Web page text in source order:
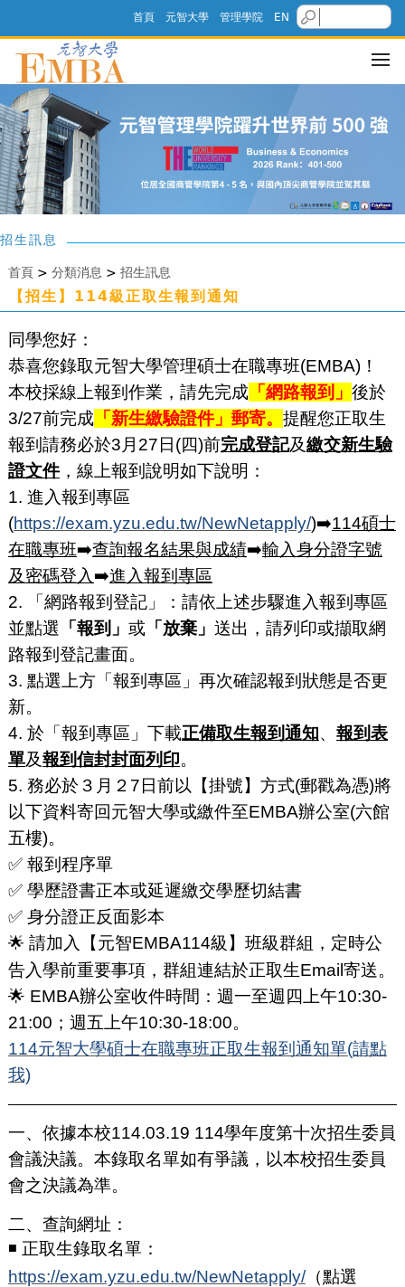
首頁 元智大學 管理學院 EN
招生訊息
首頁> 分類消息 > 招生訊息
【招生】114級正取生報到通知
同學您好：
恭喜您錄取元智大學管理碩士在職專班(EMBA)！
本校採線上報到作業，請先完成「網路報到」 後於
3/27前完成「新生繳驗證件」郵寄。 提醒您正取生
報到請務必於3月27日(四)前完成登記及繳交新生驗
證文件，線上報到說明如下說明：
1. 進入報到專區
(https://exam.yzu.edu.tw/NewNetapply/)➡️114碩士
在職專班➡️查詢報名結果與成績➡️輸入身分證字號
及密碼登入 ➡️進入報到專區
2. 「網路報到登記」：請依上述步驟進入報到專區
並點選 「報到」 或「放棄」 送出，請列印或擷取網
路報到登記畫面。
3. 點選上方「報到專區」再次確認報到狀態是否更
新。
4. 於「報到專區」下載正備取生報到通知、 報到表
單及報到信封封面列印。
5. 務必於３月２7日前以【掛號】方式(郵戳為憑)將
以下資料寄回元智大學或繳件至EMBA辦公室(六館
五樓)。
✅ 報到程序單
✅ 學歷證書正本或延遲繳交學歷切結書
✅ 身分證正反面影本
🌟 請加入【元智EMBA114級】班級群組，定時公
告入學前重要事項，群組連結於正取生Email寄送。
🌟 EMBA辦公室收件時間：週一至週四上午10:30-
21:00；週五上午10:30-18:00。
114元智大學碩士在職專班正取生報到通知單(請點
我)
一、依據本校114.03.19 114學年度第十次招生委員
會議決議。本錄取名單如有爭議，以本校招生委員
會之決議為準。
二、查詢網址：
◾ 正取生錄取名單：
https://exam.yzu.edu.tw/NewNetapply/（點選